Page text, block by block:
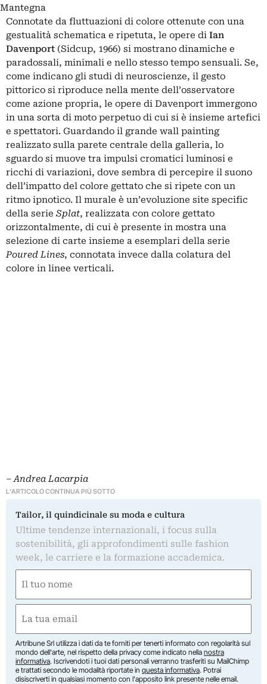
Mantegna
Connotate da fluttuazioni di colore ottenute con una
gestualità schematica e ripetuta, le opere di Ian
Davenport (Sidcup, 1966) si mostrano dinamiche e
paradossali, minimali e nello stesso tempo sensuali. Se,
come indicano gli studi di neuroscienze, il gesto
pittorico si riproduce nella mente dell’osservatore
come azione propria, le opere di Davenport immergono
in una sorta di moto perpetuo di cui si è insieme artefici
e spettatori. Guardando il grande wall painting
realizzato sulla parete centrale della galleria, lo
sguardo si muove tra impulsi cromatici luminosi e
ricchi di variazioni, dove sembra di percepire il suono
dell’impatto del colore gettato che si ripete con un
ritmo ipnotico. Il murale è un’evoluzione site specific
della serie Splat, realizzata con colore gettato
orizzontalmente, di cui è presente in mostra una
selezione di carte insieme a esemplari della serie
Poured Lines, connotata invece dalla colatura del
colore in linee verticali.
‒Andrea Lacarpia
L'ARTICOLO CONTINUA PIÙ SOTTO
Tailor, il quindicinale su moda e cultura
Ultime tendenze internazionali, i focus sulla
sostenibilità, gli approfondimenti sulle fashion
week, le carriere e la formazione accademica.
(Required)
First
(Required)
Artribune Srl utilizza i dati da te forniti per tenerti informato con regolarità sul
mondo dell'arte, nel rispetto della privacy come indicato nella nostra
informativa. Iscrivendoti i tuoi dati personali verranno trasferiti su MailChimp
e trattati secondo le modalità riportate in questa informativa. Potrai
disiscriverti in qualsiasi momento con l'apposito link presente nelle email.